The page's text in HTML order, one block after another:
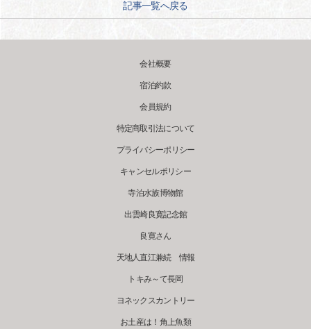
記事一覧へ戻る
会社概要
宿泊約款
会員規約
特定商取引法について
プライバシーポリシー
キャンセルポリシー
寺泊水族博物館
出雲崎良寛記念館
良寛さん
天地人直江兼続 情報
トキみ～て長岡
ヨネックスカントリー
お土産は！角上魚類